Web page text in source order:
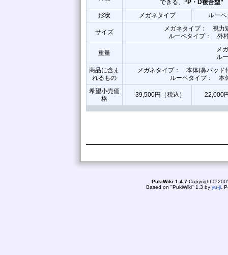
できる、 “P・D複合型”
形状
メガネタイプ ルーペ
サイズ
メガネタイプ： 視力
ルーペタイプ： 外
重量
メ
ル
商品に含ま
れるもの
メガネタイプ： 本体(鼻パッド
ルーペタイプ： 本
希望小売価
格
39,500円（税込） 22,000
PukiWiki 1.4.7 Copyright ©
Based on "PukiWiki" 1.3 by yu-ji .